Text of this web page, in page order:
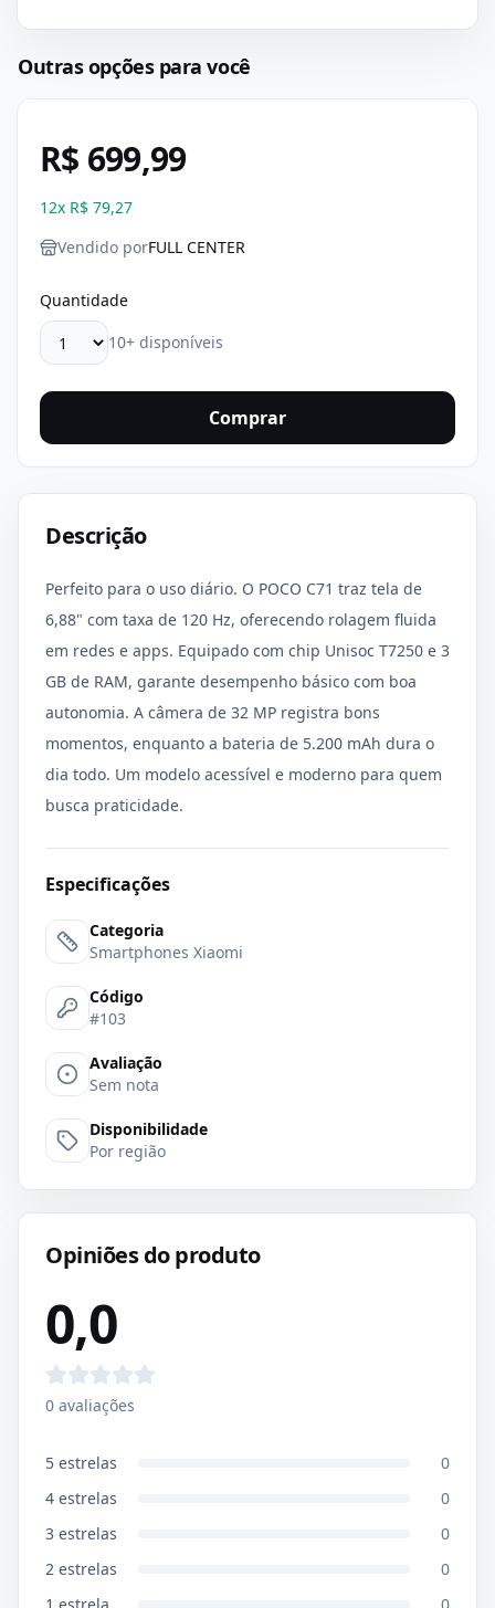
Outras opções para você
R$ 699,99
12x R$ 79,27
Vendido porFULL CENTER
Quantidade
10+ disponíveis
Comprar
Descrição
Perfeito para o uso diário. O POCO C71 traz tela de
6,88" com taxa de 120 Hz, oferecendo rolagem fluida
em redes e apps. Equipado com chip Unisoc T7250 e 3
GB de RAM, garante desempenho básico com boa
autonomia. A câmera de 32 MP registra bons
momentos, enquanto a bateria de 5.200 mAh dura o
dia todo. Um modelo acessível e moderno para quem
busca praticidade.
Especificações
Categoria
Smartphones Xiaomi
Código
#103
Avaliação
Sem nota
Disponibilidade
Por região
Opiniões do produto
0,0
0 avaliações
5 estrelas
0
4 estrelas
0
3 estrelas
0
2 estrelas
0